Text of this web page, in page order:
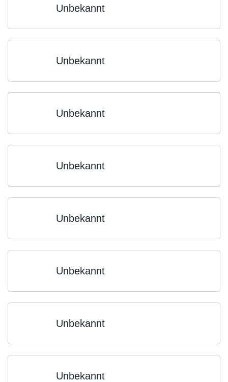
Unbekannt
Unbekannt
Unbekannt
Unbekannt
Unbekannt
Unbekannt
Unbekannt
Unbekannt